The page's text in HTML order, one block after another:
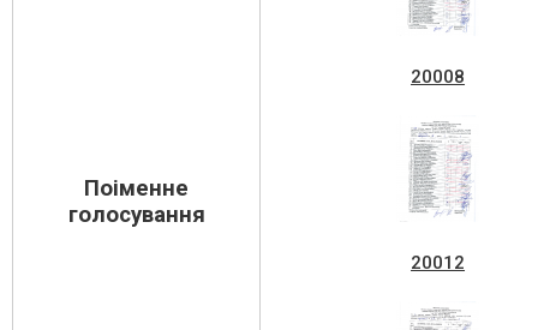
Поіменне
голосування
20008
20012